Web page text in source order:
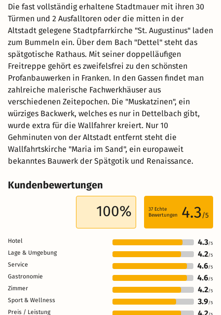
Die fast vollständig erhaltene Stadtmauer mit ihren 30
Türmen und 2 Ausfalltoren oder die mitten in der
Altstadt gelegene Stadtpfarrkirche "St. Augustinus" laden
zum Bummeln ein. Über dem Bach "Dettel" steht das
spätgotische Rathaus. Mit seiner doppelläufigen
Freitreppe gehört es zweifelsfrei zu den schönsten
Profanbauwerken in Franken. In den Gassen findet man
zahlreiche malerische Fachwerkhäuser aus
verschiedenen Zeitepochen. Die "Muskatzinen", ein
würziges Backwerk, welches es nur in Dettelbach gibt,
wurde extra für die Wallfahrer kreiert. Nur 10
Gehminuten von der Altstadt entfernt steht die
Wallfahrtskirche "Maria im Sand", ein europaweit
bekanntes Bauwerk der Spätgotik und Renaissance.
Kundenbewertungen
100% 37 Echte
Bewertungen
4.3/5
Hotel 4.3/5
Lage & Umgebung 4.2/5
Service 4.6/5
Gastronomie 4.6/5
Zimmer 4.2/5
Sport & Wellness 3.9/5
Preis / Leistung 4.2